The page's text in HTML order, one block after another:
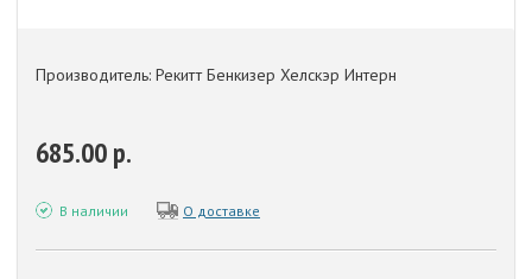
Производитель: Рекитт Бенкизер Хелскэр Интерн
685.00 р.
В наличии О доставке